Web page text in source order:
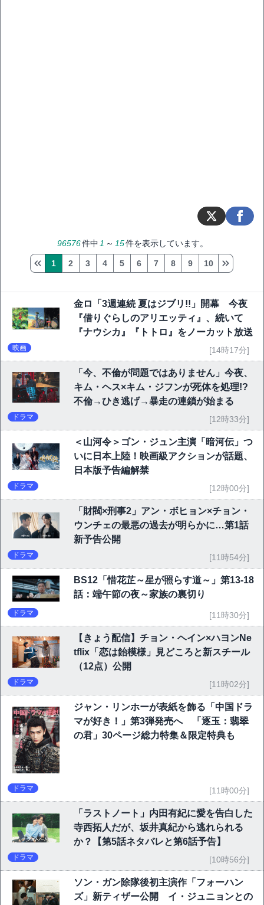
96576件中 1 ～ 15件を表示しています。
1 2 3 4 5 6 7 8 9 10
金ロ「3週連続 夏はジブリ!!」開幕 今夜
『借りぐらしのアリエッティ』、続いて
『ナウシカ』『トトロ』をノーカット放送
映画 [14時17分]
「今、不倫が問題ではありません」今夜、
キム・ヘス×キム・ジフンが死体を処理!?
不倫→ひき逃げ→暴走の連鎖が始まる
ドラマ [12時33分]
＜山河令＞ゴン・ジュン主演「暗河伝」つ
いに日本上陸！映画級アクションが話題、
日本版予告編解禁
ドラマ [12時00分]
「財閥×刑事2」アン・ボヒョン×チョン・
ウンチェの最悪の過去が明らかに…第1話
新予告公開
ドラマ [11時54分]
BS12「惜花芷～星が照らす道～」第13-18
話：端午節の夜～家族の裏切り
ドラマ [11時30分]
【きょう配信】チョン・ヘイン×ハヨンNe
tflix「恋は飴模様」見どころと新スチール
（12点）公開
ドラマ [11時02分]
ジャン・リンホーが表紙を飾る「中国ドラ
マが好き！」第3弾発売へ 「逐玉：翡翠
の君」30ページ総力特集＆限定特典も
ドラマ [11時00分]
「ラストノート」内田有紀に愛を告白した
寺西拓人だが、坂井真紀から逃れられる
か？【第5話ネタバレと第6話予告】
ドラマ [10時56分]
ソン・ガン除隊後初主演作「フォーハン
ズ」新ティザー公開 イ・ジュニョンとの